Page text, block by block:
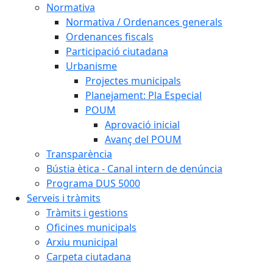
Normativa
Normativa / Ordenances generals
Ordenances fiscals
Participació ciutadana
Urbanisme
Projectes municipals
Planejament: Pla Especial
POUM
Aprovació inicial
Avanç del POUM
Transparència
Bústia ètica - Canal intern de denúncia
Programa DUS 5000
Serveis i tràmits
Tràmits i gestions
Oficines municipals
Arxiu municipal
Carpeta ciutadana